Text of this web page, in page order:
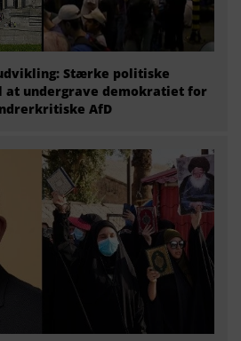
Stærke politiske
undergrave demokratiet for
AfD